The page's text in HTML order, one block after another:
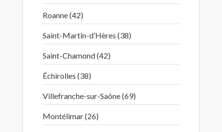
Roanne (42)
Saint-Martin-d’Hères (38)
Saint-Chamond (42)
Échirolles (38)
Villefranche-sur-Saône (69)
Montélimar (26)